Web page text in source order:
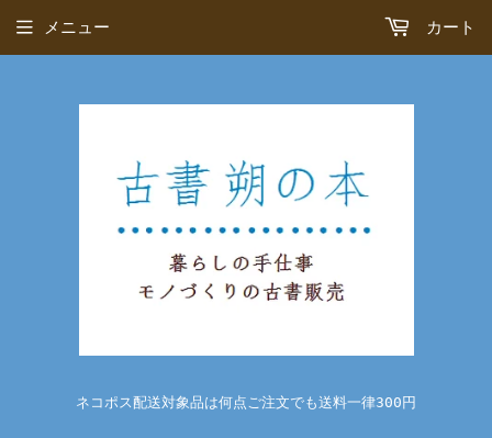
ネコポス配送対象品は何点ご注文でも送料一律300円
メニュー カート